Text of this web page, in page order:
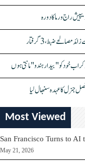
راج ورما کا دورہ
اب خود کو "بیدار ہندو" مانتی ہوں
جنرل کا عہدہ سنبھال لیا
Most Viewed
San Francisco Turns to AI
May 21, 2026